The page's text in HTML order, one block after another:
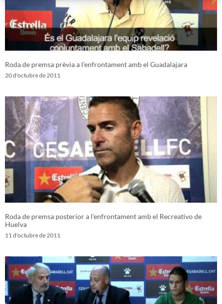
Roda de premsa prèvia a l’enfrontament amb el Guadalajara
20 d'octubre de 2011
Roda de premsa posterior a l’enfrontament amb el Recreativo de
Huelva
11 d'octubre de 2011